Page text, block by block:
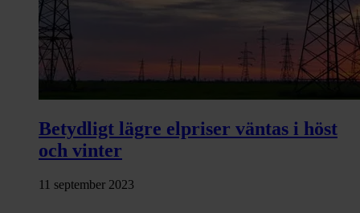
Betydligt lägre elpriser väntas i höst
och vinter
11 september 2023